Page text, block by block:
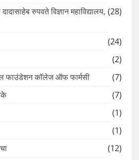
रुपवते विज्ञान महाविद्यालय, (28)
(24)
(2)
फाउंडेशन कॉलेज ऑफ फार्मसी
(7)
(7)
(1)
(1)
(12)